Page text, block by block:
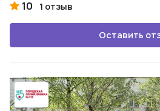
10 1 отзыв
Оставить